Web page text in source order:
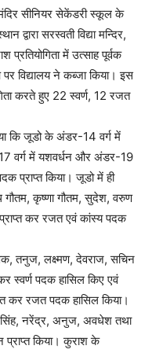
मंदिर सीनियर सेकेंडरी स्कूल के
द्वारा सरस्वती विद्या मन्दिर,
प्रतियोगिता में उत्साह पूर्वक
विद्यालय ने कब्जा किया। इस
करते हुए 22 स्वर्ण, 12 रजत
कि जूडो के अंडर-14 वर्ग में
वर्ग में यशवर्धन और अंडर-19
प्राप्त किया। जूडो में ही
गौतम, कृष्णा गौतम, सुदेश, वरुण
कर रजत एवं कांस्य पदक
तनुज, लक्ष्मण, देवराज, सचिन
स्वर्ण पदक हासिल किए एवं
कर रजत पदक हासिल किया।
नरेंद्र, अनुज, अवधेश तथा
प्राप्त किया। कुराश के